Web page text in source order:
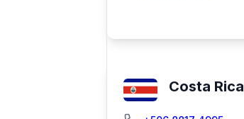
Costa Rica